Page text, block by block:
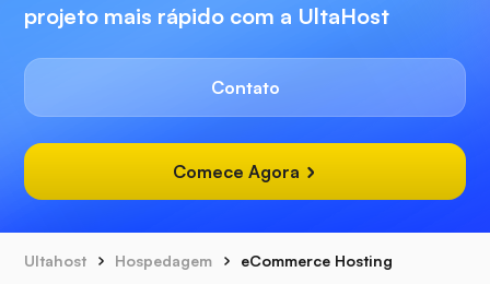
projeto mais rápido com a UltaHost
Contato
Comece Agora
Ultahost Hospedagem eCommerce Hosting